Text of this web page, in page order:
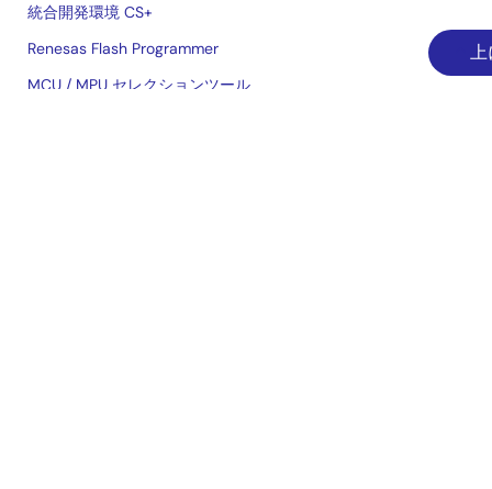
上
統合開発環境 CS+
Renesas Flash Programmer
MCU / MPU セレクションツール